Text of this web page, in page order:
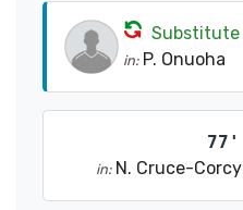
Substitute
in: P. Onuoha
77'
in: N. Cruce-Corcy